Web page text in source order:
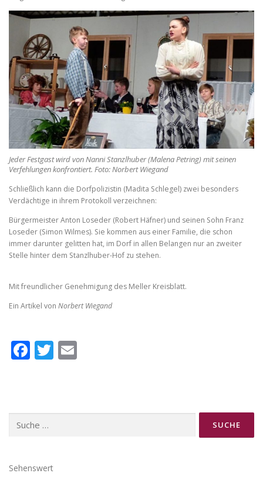
Jeder Festgast wird von Nanni Stanzlhuber (Malena Petring) mit seinen
Verfehlungen konfrontiert. Foto: Norbert Wiegand
Schließlich kann die Dorfpolizistin (Madita Schlegel) zwei besonders
Verdächtige in ihrem Protokoll verzeichnen:
Bürgermeister Anton Loseder (Robert Häfner) und seinen Sohn Franz
Loseder (Simon Wilmes). Sie kommen aus einer Familie, die schon
immer darunter gelitten hat, im Dorf in allen Belangen nur an zweiter
Stelle hinter dem Stanzlhuber-Hof zu stehen.
Mit freundlicher Genehmigung des Meller Kreisblatt.
Ein Artikel von Norbert Wiegand
Facebook
Twitter
nach:
Sehenswert